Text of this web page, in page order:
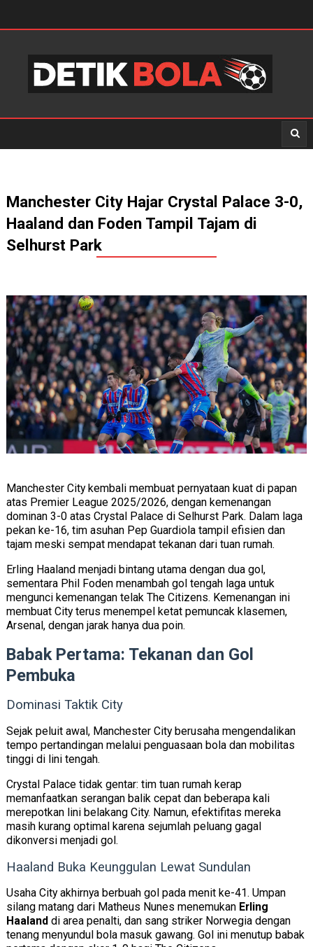
Manchester City Hajar Crystal Palace 3-0,
Haaland dan Foden Tampil Tajam di
Selhurst Park
Manchester City kembali membuat pernyataan kuat di papan
atas Premier League 2025/2026, dengan kemenangan
dominan 3-0 atas Crystal Palace di Selhurst Park. Dalam laga
pekan ke-16, tim asuhan Pep Guardiola tampil efisien dan
tajam meski sempat mendapat tekanan dari tuan rumah.
Erling Haaland menjadi bintang utama dengan dua gol,
sementara Phil Foden menambah gol tengah laga untuk
mengunci kemenangan telak The Citizens. Kemenangan ini
membuat City terus menempel ketat pemuncak klasemen,
Arsenal, dengan jarak hanya dua poin.
Babak Pertama: Tekanan dan Gol
Pembuka
Dominasi Taktik City
Sejak peluit awal, Manchester City berusaha mengendalikan
tempo pertandingan melalui penguasaan bola dan mobilitas
tinggi di lini tengah.
Crystal Palace tidak gentar: tim tuan rumah kerap
memanfaatkan serangan balik cepat dan beberapa kali
merepotkan lini belakang City. Namun, efektifitas mereka
masih kurang optimal karena sejumlah peluang gagal
dikonversi menjadi gol.
Haaland Buka Keunggulan Lewat Sundulan
Usaha City akhirnya berbuah gol pada menit ke-41. Umpan
silang matang dari Matheus Nunes menemukan Erling
Haaland di area penalti, dan sang striker Norwegia dengan
tenang menyundul bola masuk gawang. Gol ini menutup babak